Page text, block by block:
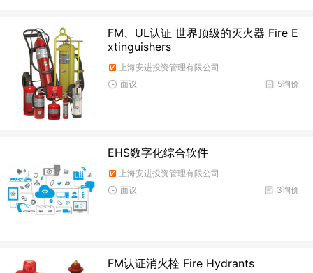
FM、UL认证 世界顶级的灭火器 Fire E
xtinguishers
上海安进投资管理有限公司
5询价
面议
EHS数字化综合软件
上海安进投资管理有限公司
3询价
面议
FM认证消火栓 Fire Hydrants